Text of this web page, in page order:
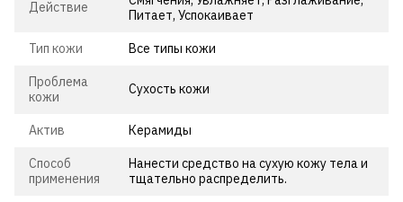
Действие
Питает, Успокаивает
Тип кожи Все типы кожи
Проблема
кожи
Сухость кожи
Актив Керамиды
Способ
применения
Нанести средство на сухую кожу тела и
тщательно распределить.